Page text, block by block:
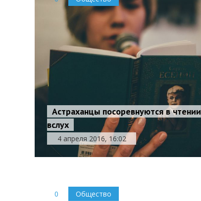
Астраханцы посоревнуются в чтении
вслух
4 апреля 2016, 16:02
0 Общество